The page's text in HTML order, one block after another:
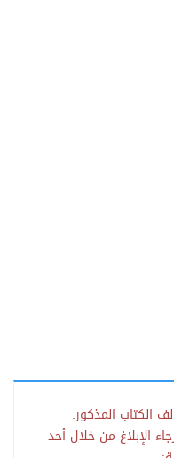
الكتاب المذكور.
الإبلاغ من خلال أحد